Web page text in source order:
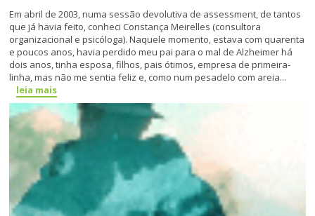
Em abril de 2003, numa sessão devolutiva de assessment, de tantos
que já havia feito, conheci Constança Meirelles (consultora
organizacional e psicóloga). Naquele momento, estava com quarenta
e poucos anos, havia perdido meu pai para o mal de Alzheimer há
dois anos, tinha esposa, filhos, pais ótimos, empresa de primeira-
linha, mas não me sentia feliz e, como num pesadelo com areia...
leia mais